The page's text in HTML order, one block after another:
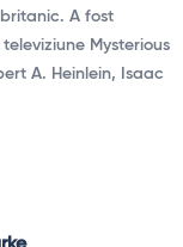
A fost
Mysterious
A. Heinlein, Isaac